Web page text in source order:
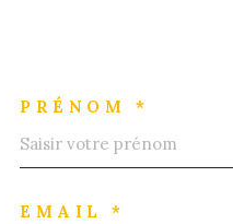
PRÉNOM *
EMAIL *